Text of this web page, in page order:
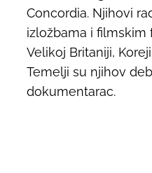
Concordia. Njihovi
izložbama i filmskim
Velikoj Britaniji,
Temelji su njihov
dokumentarac.